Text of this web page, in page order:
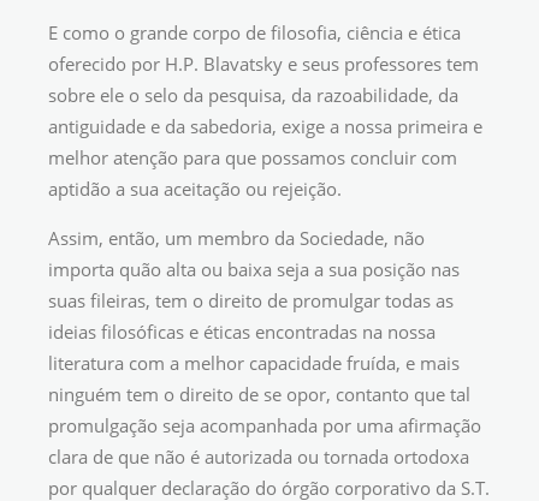
E como o grande corpo de filosofia, ciência e ética
oferecido por H.P. Blavatsky e seus professores tem
sobre ele o selo da pesquisa, da razoabilidade, da
antiguidade e da sabedoria, exige a nossa primeira e
melhor atenção para que possamos concluir com
aptidão a sua aceitação ou rejeição.
Assim, então, um membro da Sociedade, não
importa quão alta ou baixa seja a sua posição nas
suas fileiras, tem o direito de promulgar todas as
ideias filosóficas e éticas encontradas na nossa
literatura com a melhor capacidade fruída, e mais
ninguém tem o direito de se opor, contanto que tal
promulgação seja acompanhada por uma afirmação
clara de que não é autorizada ou tornada ortodoxa
por qualquer declaração do órgão corporativo da S.T.